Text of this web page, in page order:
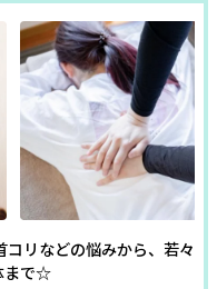
リなどの悩みから、若々
まで☆